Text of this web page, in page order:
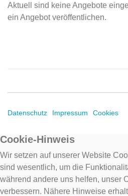
Aktuell sind keine Angebote
ein Angebot veröffentlichen.
Datenschutz Impressum Cookies
Cookie-Hinweis
Wir setzen auf unserer Website
sind wesentlich, um die
während andere uns helfen, unser
verbessern. Nähere Hinweise